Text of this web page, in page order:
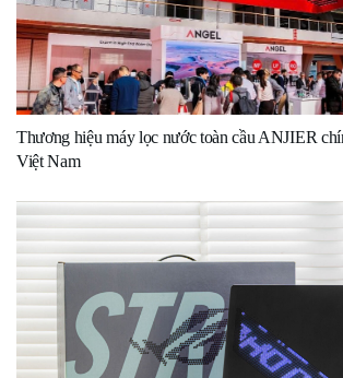
Thương hiệu máy lọc nước toàn cầu ANJIER
Việt Nam